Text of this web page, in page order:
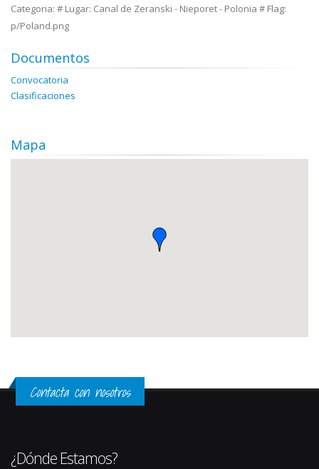
Categoria: # Lugar: Canal de Zeranski - Nieporet - Polonia # Flag:
p/Poland.png
Documentos
Convocatoria
Clasificaciones
Mapa
Contacta con nosotros
¿Dónde Estamos?